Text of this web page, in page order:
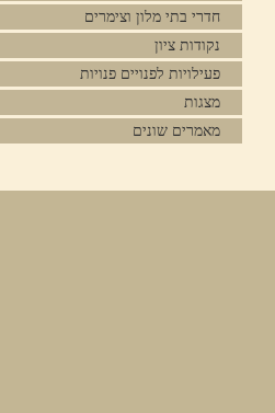
חדרי בתי מלון וצימרים
נקודות ציון
פעילויות לפנויים פנויות
מצגות
מאמרים שונים